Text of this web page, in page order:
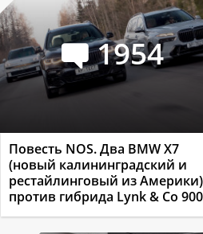
1954
Повесть NOS. Два BMW X7
(новый калининградский и
рестайлинговый из Америки)
против гибрида Lynk & Co 900